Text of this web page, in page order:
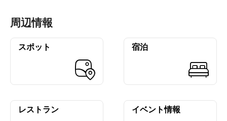
周辺情報
スポット 宿泊
レストラン イベント情報